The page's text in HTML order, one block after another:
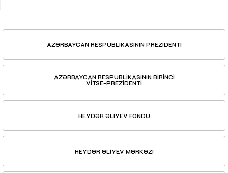
AZƏRBAYCAN RESPUBLİKASININ PREZİDENTİ
AZƏRBAYCAN RESPUBLİKASININ BİRİNCİ
VİTSE-PREZİDENTİ
HEYDƏR ƏLİYEV FONDU
HEYDƏR ƏLİYEV MƏRKƏZİ